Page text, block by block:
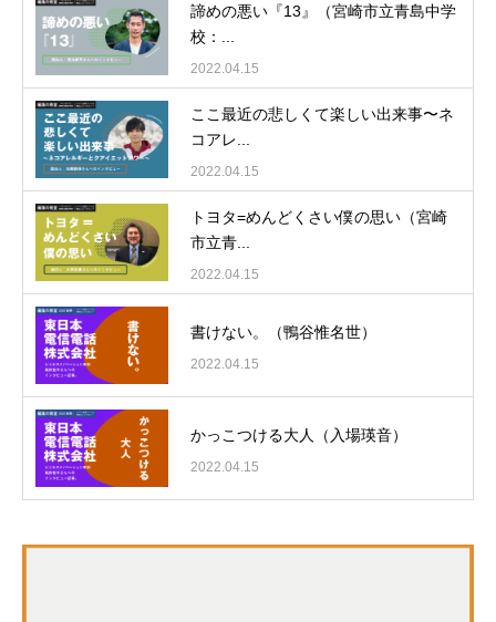
諦めの悪い『13』（宮崎市立青島中学
校：...
2022.04.15
ここ最近の悲しくて楽しい出来事〜ネ
コアレ...
2022.04.15
トヨタ=めんどくさい僕の思い（宮崎
市立青...
2022.04.15
書けない。（鴨谷惟名世）
2022.04.15
かっこつける大人（入場瑛音）
2022.04.15